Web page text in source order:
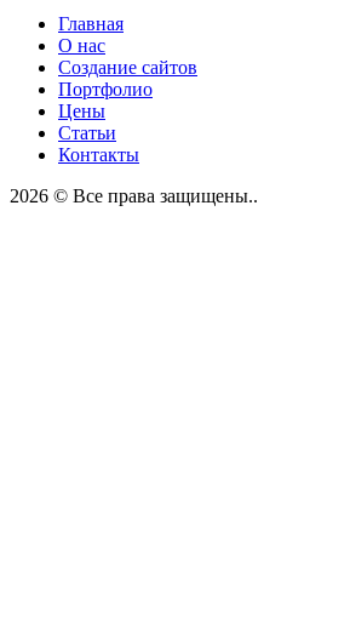
Главная
О нас
Создание сайтов
Портфолио
Цены
Статьи
Контакты
2026 © Все права защищены..